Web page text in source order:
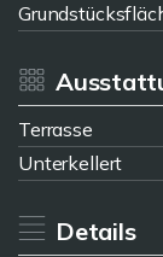
Terrasse
Unterkellert
Details